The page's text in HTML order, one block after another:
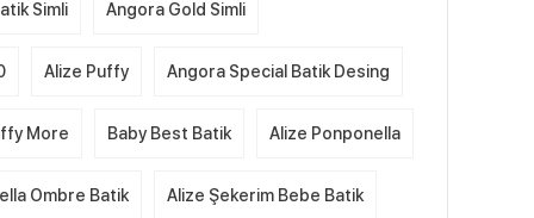
Simli Angora Gold Simli
Alize Puffy Angora Special Batik Desing
More Baby Best Batik Alize Ponponella
Ombre Batik Alize Şekerim Bebe Batik